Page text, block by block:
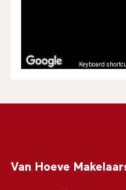
Keyboard
Van Hoeve